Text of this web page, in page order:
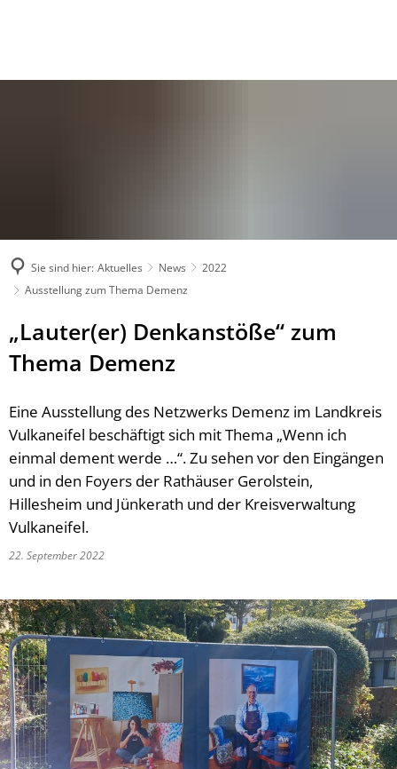
Sie sind hier: Aktuelles News
2022
Ausstellung zum Thema Demenz
„Lauter(er) Denkanstöße“ zum
Thema Demenz
Eine Ausstellung des Netzwerks Demenz im Landkreis
Vulkaneifel beschäftigt sich mit Thema „Wenn ich
einmal dement werde …“. Zu sehen vor den Eingängen
und in den Foyers der Rathäuser Gerolstein,
Hillesheim und Jünkerath und der Kreisverwaltung
Vulkaneifel.
22. September 2022